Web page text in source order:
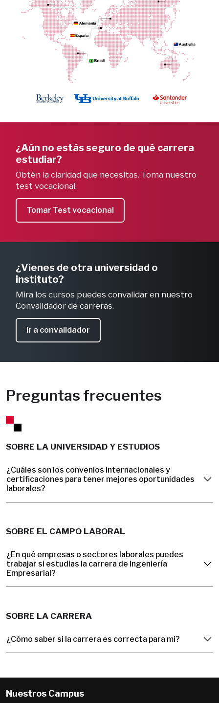
¿Aún no estás seguro de qué carrera
estudiar?
Obtén la claridad que necesitas. Toma nuestro
test vocacional.
Tomar Test vocacional
¿Vienes de otra universidad o
instituto?
Mira los cursos puedes convalidar en nuestro
Convalidador de carreras.
Ir a convalidador
Preguntas frecuentes
SOBRE LA UNIVERSIDAD Y ESTUDIOS
¿Cuáles son los convenios internacionales y
certificaciones para tener mejores oportunidades
laborales?
SOBRE EL CAMPO LABORAL
¿En qué empresas o sectores laborales puedes
trabajar si estudias la carrera de Ingeniería
Empresarial?
SOBRE LA CARRERA
¿Cómo saber si la carrera es correcta para mi?
Nuestros Campus